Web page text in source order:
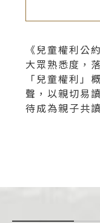
《兒童權利公
大眾熟悉度，
「兒童權利」
聲，以親切易
待成為親子共